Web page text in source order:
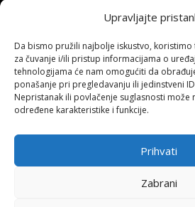
Upravljajte
Da bismo pružili najbolje iskustvo,
za čuvanje i/ili pristup informacijama o
tehnologijama će nam omogućiti da
ponašanje pri pregledavanju ili jedinstveni
Nepristanak ili povlačenje suglasnosti može
određene karakteristike i funkcije.
Prihvati
Zabrani
OIB: 89465386965
IBAN
(Zagrebačka banka
SWIFT: ZABAHR2X
Copyright All right reserved